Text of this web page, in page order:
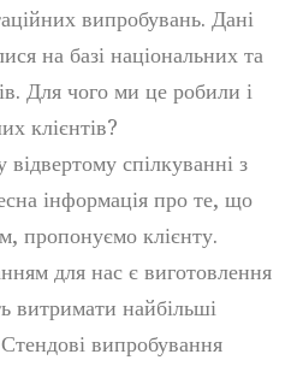
випробувань. Дані
на базі національних та
Для чого ми це робили і
клієнтів?
спілкуванні з
інформація про те, що
пропонуємо клієнту.
для нас є виготовлення
витримати найбільші
випробування